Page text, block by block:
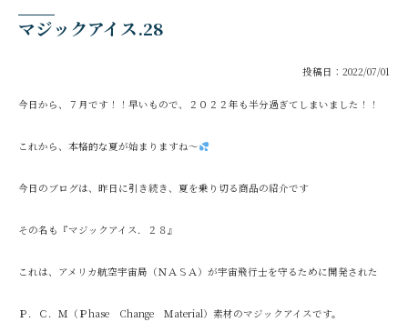
マジックアイス.28
投稿日：2022/07/01
今日から、７月です！！早いもので、２０２２年も半分過ぎてしまいました！！
これから、本格的な夏が始まりますね～
今日のブログは、昨日に引き続き、夏を乗り切る商品の紹介です
その名も『マジックアイス．２８』
これは、アメリカ航空宇宙局（ＮＡＳＡ）が宇宙飛行士を守るために開発された
Ｐ．Ｃ．Ｍ（Ｐhase Change Ｍaterial）素材のマジックアイスです。